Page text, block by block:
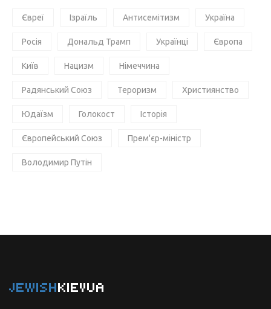
Євреї Ізраїль Антисемітизм Україна
Росія Дональд Трамп Українці Європа
Київ Нацизм Німеччина
Радянський Союз Тероризм Християнство
Юдаїзм Голокост Історія
Європейський Союз Прем'єр-міністр
Володимир Путін
JEWISHKIEVUA